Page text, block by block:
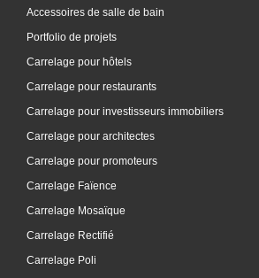
Accessoires de salle de bain
Portfolio de projets
Carrelage pour hôtels
Carrelage pour restaurants
Carrelage pour investisseurs immobiliers
Carrelage pour architectes
Carrelage pour promoteurs
Carrelage Faïence
Carrelage Mosaïque
Carrelage Rectifié
Carrelage Poli